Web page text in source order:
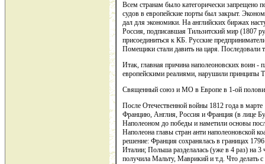
Всем странам было категорически запрещено
судов в европейские порты был закрыт.
дал для экономики. На английских биржах
Россия, подписавшая Тильзитский мир (1807
присоединиться к КБ. Русские
Помещики стали давить на царя. Последовали
Итак, главная причина наполеоновских воин -
европейскими реалиями, нарушили принципы
Священный союз и МО в Европе в 1-ой
После Отечественной войны 1812 года в
Францию, Англия, Россия и Франция (в лице
Наполеоном до победы и наметили основы
Наполеона главы стран анти наполеоновской
решение: Франция сохранялась в границах
Италии; Польша разделалась (уже в 4 раз) на
получила Мальту, Маврикий и т.д. Что делать с